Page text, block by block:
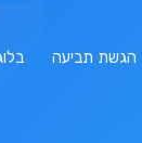
הגשת תביעה